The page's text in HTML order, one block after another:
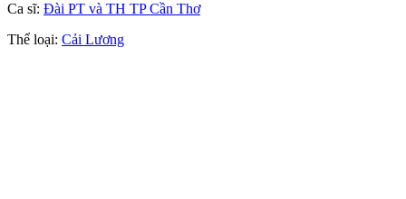
Ca sĩ: Đài PT và TH TP Cần Thơ
Thể loại: Cải Lương